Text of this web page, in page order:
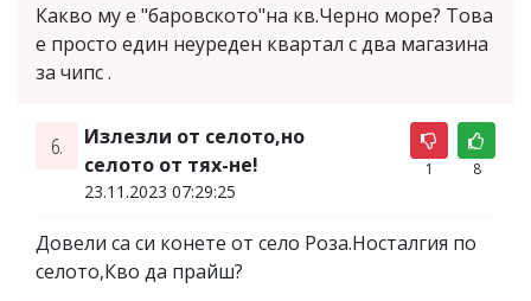
Какво му е "баровското"на кв.Черно море? Това
е просто един неуреден квартал с два магазина
за чипс .
6.
Излезли от селото,но
селото от тях-не!
23.11.2023 07:29:25
1 8
Довели са си конете от село Роза.Носталгия по
селото,Кво да прайш?